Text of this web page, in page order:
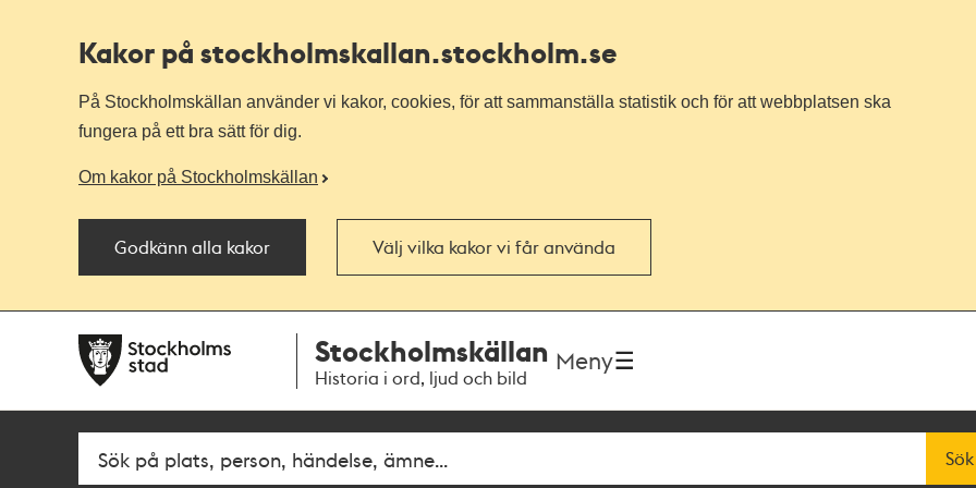
Kakor på stockholmskallan.stockholm.se
På Stockholmskällan använder vi kakor, cookies, för att sammanställa statistik och för att webbplatsen ska
fungera på ett bra sätt för dig.
Om kakor på Stockholmskällan
Godkänn alla kakor Välj vilka kakor vi får använda
navigationen
huvudinnehållet
Stockholmskällan
Historia i ord, ljud och bild
Meny
Fritextsök Sök